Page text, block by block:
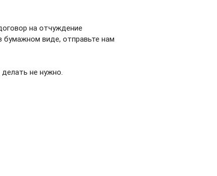
на отчуждение
бумажном виде, отправьте нам
не нужно.